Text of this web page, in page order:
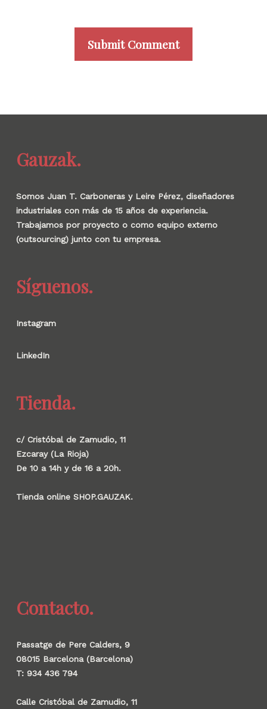
Gauzak.
Somos Juan T. Carboneras y Leire Pérez, diseñadores
industriales con más de 15 años de experiencia.
Trabajamos por proyecto o como equipo externo
(outsourcing) junto con tu empresa.
Síguenos.
Instagram
LinkedIn
Tienda.
c/ Cristóbal de Zamudio, 11
Ezcaray (La Rioja)
De 10 a 14h y de 16 a 20h.
Tienda online SHOP.GAUZAK.
Contacto.
Passatge de Pere Calders, 9
08015 Barcelona (Barcelona)
T: 934 436 794
Calle Cristóbal de Zamudio, 11